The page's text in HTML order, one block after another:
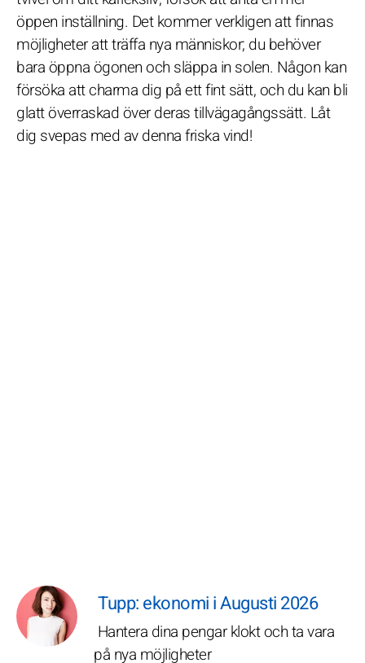
öppen inställning. Det kommer verkligen att finnas
möjligheter att träffa nya människor; du behöver
bara öppna ögonen och släppa in solen. Någon kan
försöka att charma dig på ett fint sätt, och du kan bli
glatt överraskad över deras tillvägagångssätt. Låt
dig svepas med av denna friska vind!
Tupp: ekonomi i Augusti 2026
Hantera dina pengar klokt och ta vara
på nya möjligheter